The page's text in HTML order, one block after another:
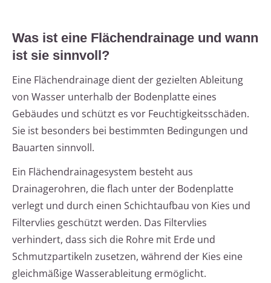
Was ist eine Flächendrainage und wann
ist sie sinnvoll?
Eine Flächendrainage dient der gezielten Ableitung
von Wasser unterhalb der Bodenplatte eines
Gebäudes und schützt es vor Feuchtigkeitsschäden.
Sie ist besonders bei bestimmten Bedingungen und
Bauarten sinnvoll.
Ein Flächendrainagesystem besteht aus
Drainagerohren, die flach unter der Bodenplatte
verlegt und durch einen Schichtaufbau von Kies und
Filtervlies geschützt werden. Das Filtervlies
verhindert, dass sich die Rohre mit Erde und
Schmutzpartikeln zusetzen, während der Kies eine
gleichmäßige Wasserableitung ermöglicht.